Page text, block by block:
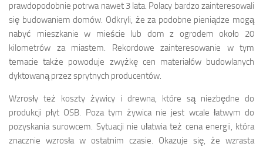
prawdopodobnie potrwa nawet 3 lata. Polacy bardzo zainteresowali
się budowaniem domów. Odkryli, że za podobne pieniądze mogą
nabyć mieszkanie w mieście lub dom z ogrodem około 20
kilometrów za miastem. Rekordowe zainteresowanie w tym
temacie także powoduje zwyżkę cen materiałów budowlanych
dyktowaną przez sprytnych producentów.
Wzrosły też koszty żywicy i drewna, które są niezbędne do
produkcji płyt OSB. Poza tym żywica nie jest wcale łatwym do
pozyskania surowcem. Sytuacji nie ułatwia też cena energii, która
znacznie wzrosła w ostatnim czasie. Okazuje się, że wzrasta